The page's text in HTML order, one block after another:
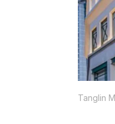
Tanglin